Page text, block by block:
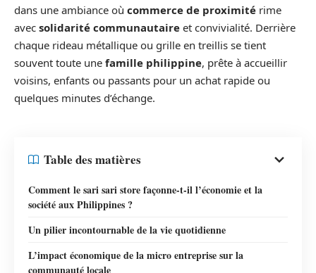
dans une ambiance où commerce de proximité rime
avec solidarité communautaire et convivialité. Derrière
chaque rideau métallique ou grille en treillis se tient
souvent toute une famille philippine, prête à accueillir
voisins, enfants ou passants pour un achat rapide ou
quelques minutes d’échange.
Table des matières
Comment le sari sari store façonne-t-il l’économie et la
société aux Philippines ?
Un pilier incontournable de la vie quotidienne
L’impact économique de la micro entreprise sur la
communauté locale